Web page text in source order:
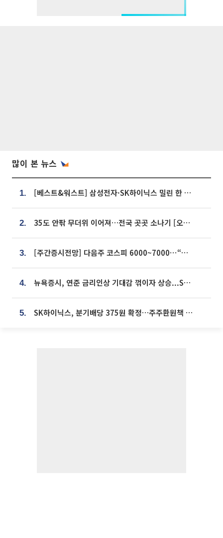
많이 본 뉴스
1. [베스트&워스트] 삼성전자·SK하이닉스 밀린 한 주…상상인증권은 85% 급등
2. 35도 안팎 무더위 이어져…전국 곳곳 소나기 [오늘 날씨]
3. [주간증시전망] 다음주 코스피 6000~7000⋯“外人 수급은 정책이 변수”
4. 뉴욕증시, 연준 금리인상 기대감 꺾이자 상승...S&P500 사상 최고치 [종합]
5. SK하이닉스, 분기배당 375원 확정…주주환원책 9월로 앞당겨 발표